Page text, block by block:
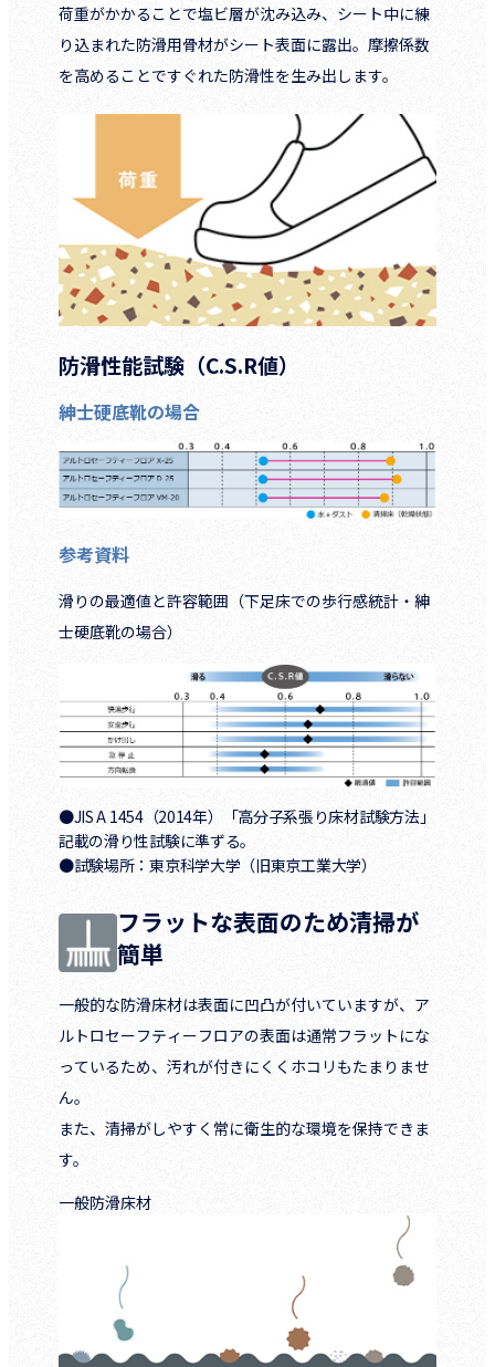
荷重がかかることで塩ビ層が沈み込み、シート中に練
り込まれた防滑用骨材がシート表面に露出。摩擦係数
を高めることですぐれた防滑性を生み出します。
防滑性能試験（C.S.R値）
紳士硬底靴の場合
参考資料
滑りの最適値と許容範囲（下足床での歩行感統計・紳
士硬底靴の場合）
●JIS A 1454（2014年）「高分子系張り床材試験方法」
記載の滑り性試験に準ずる。
●試験場所：東京科学大学（旧東京工業大学）
フラットな表面のため清掃が
簡単
一般的な防滑床材は表面に凹凸が付いていますが、ア
ルトロセーフティーフロアの表面は通常フラットにな
っているため、汚れが付きにくくホコリもたまりませ
ん。
また、清掃がしやすく常に衛生的な環境を保持できま
す。
一般防滑床材